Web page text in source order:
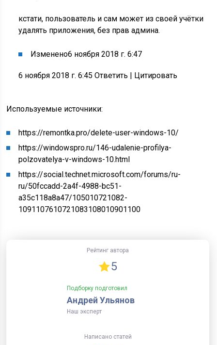
кстати, пользователь и сам может из своей учётки
удалять приложения, без прав админа.
Изменено6 ноября 2018 г. 6:47
6 ноября 2018 г. 6:45 Ответить | Цитировать
Используемые источники:
https://remontka.pro/delete-user-windows-10/
https://windowspro.ru/146-udalenie-profilya-
polzovatelya-v-windows-10.html
https://social.technet.microsoft.com/forums/ru-
ru/50fccadd-2a4f-4988-bc51-
a35c118a8a47/105010721082-
1091107610721083108010901100
Рейтинг автора
5
Подборку подготовил
Андрей Ульянов
Наш эксперт
Написано статей